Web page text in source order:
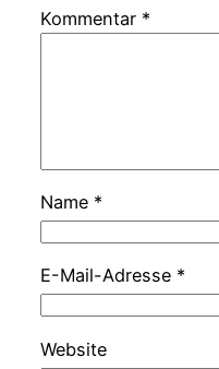
Kommentar *
Name *
E-Mail-Adresse *
Website